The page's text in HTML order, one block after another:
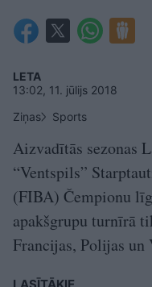
LETA
13:02, 11. jūlijs 2018
Ziņas
Sports
Aizvadītās sezonas
“Ventspils”
(FIBA) Čempionu
apakšgrupu turnīrā
Francijas, Polijas un
LASĪTĀKIE